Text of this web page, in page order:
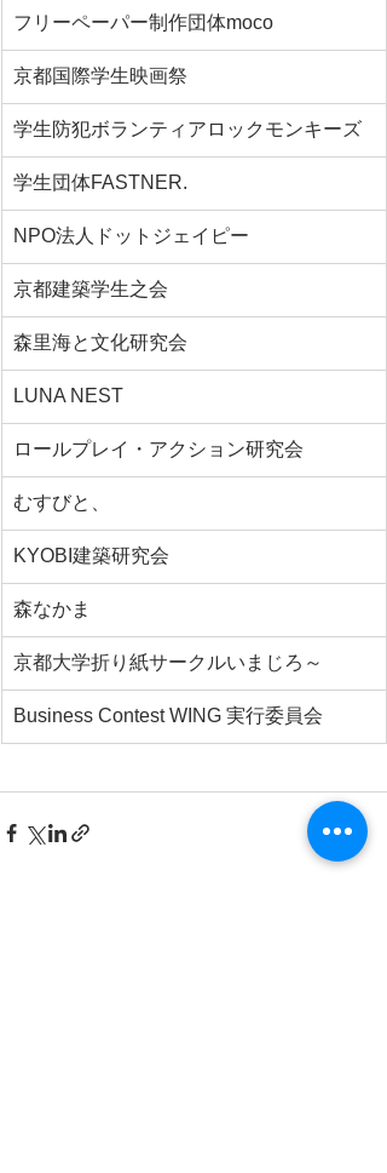
フリーペーパー制作団体moco
京都国際学生映画祭
学生防犯ボランティアロックモンキーズ
学生団体FASTNER.
NPO法人ドットジェイピー
京都建築学生之会
森里海と文化研究会
LUNA NEST
ロールプレイ・アクション研究会
むすびと、
KYOBI建築研究会
森なかま
京都大学折り紙サークルいまじろ～
Business Contest WING 実行委員会